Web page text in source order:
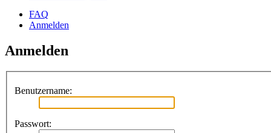
FAQ
Anmelden
Anmelden
Benutzername:
Passwort: